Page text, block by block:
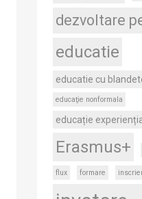
dezvoltare
educatie
educatie cu
educaţie nonformala
educație
Erasmus+
flux formare